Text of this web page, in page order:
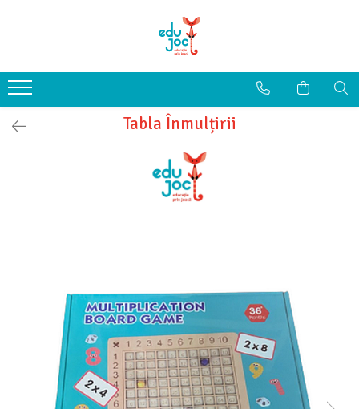
1-2 ani
3-4 ani
5-7 ani
Tabla Înmulțirii